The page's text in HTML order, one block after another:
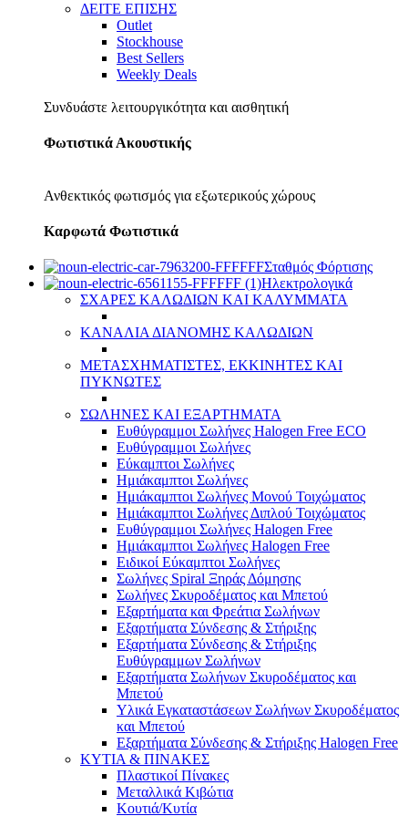
ΔΕΙΤΕ ΕΠΙΣΗΣ
Outlet
Stockhouse
Best Sellers
Weekly Deals
Συνδυάστε λειτουργικότητα και αισθητική
Φωτιστικά Ακουστικής
Ανθεκτικός φωτισμός για εξωτερικούς χώρους
Καρφωτά Φωτιστικά
Σταθμός Φόρτισης
Ηλεκτρολογικά
ΣΧΑΡΕΣ ΚΑΛΩΔΙΩΝ ΚΑΙ ΚΑΛΥΜΜΑΤΑ
ΚΑΝΑΛΙΑ ΔΙΑΝΟΜΗΣ ΚΑΛΩΔΙΩΝ
ΜΕΤΑΣΧΗΜΑΤΙΣΤΕΣ, ΕΚΚΙΝΗΤΕΣ ΚΑΙ
ΠΥΚΝΩΤΕΣ
ΣΩΛΗΝΕΣ ΚΑΙ ΕΞΑΡΤΗΜΑΤΑ
Ευθύγραμμοι Σωλήνες Halogen Free ECO
Ευθύγραμμοι Σωλήνες
Εύκαμπτοι Σωλήνες
Ημιάκαμπτοι Σωλήνες
Ημιάκαμπτοι Σωλήνες Μονού Τοιχώματος
Ημιάκαμπτοι Σωλήνες Διπλού Τοιχώματος
Ευθύγραμμοι Σωλήνες Halogen Free
Ημιάκαμπτοι Σωλήνες Halogen Free
Ειδικοί Εύκαμπτοι Σωλήνες
Σωλήνες Spiral Ξηράς Δόμησης
Σωλήνες Σκυροδέματος και Μπετού
Εξαρτήματα και Φρεάτια Σωλήνων
Εξαρτήματα Σύνδεσης & Στήριξης
Εξαρτήματα Σύνδεσης & Στήριξης
Ευθύγραμμων Σωλήνων
Εξαρτήματα Σωλήνων Σκυροδέματος και
Μπετού
Υλικά Εγκαταστάσεων Σωλήνων Σκυροδέματος
και Μπετού
Εξαρτήματα Σύνδεσης & Στήριξης Halogen Free
ΚΥΤΙΑ & ΠΙΝΑΚΕΣ
Πλαστικοί Πίνακες
Μεταλλικά Κιβώτια
Κουτιά/Κυτία